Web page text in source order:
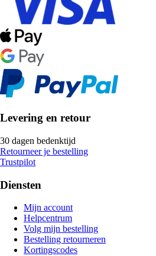
Levering en retour
30 dagen bedenktijd
Retourneer je bestelling
Trustpilot
Diensten
Mijn account
Helpcentrum
Volg mijn bestelling
Bestelling retourneren
Kortingscodes